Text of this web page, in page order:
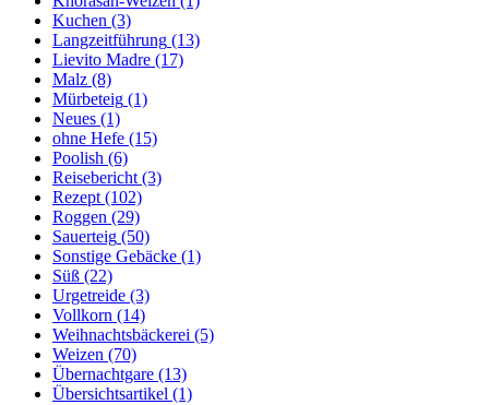
Kuchen (3)
Langzeitführung (13)
Lievito Madre (17)
Malz (8)
Mürbeteig (1)
Neues (1)
ohne Hefe (15)
Poolish (6)
Reisebericht (3)
Rezept (102)
Roggen (29)
Sauerteig (50)
Sonstige Gebäcke (1)
Süß (22)
Urgetreide (3)
Vollkorn (14)
Weihnachtsbäckerei (5)
Weizen (70)
Übernachtgare (13)
Übersichtsartikel (1)